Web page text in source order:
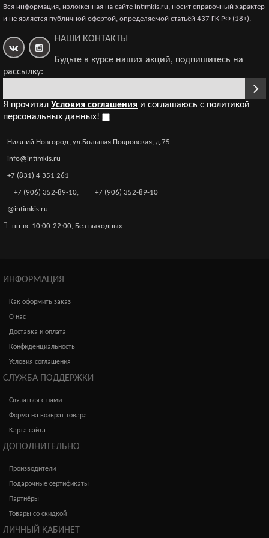
5 500р.
Комплект бондажный
Вся информация, изложенная на сайте intimkis.ru, носит справочный характер
и не является публичной офертой, определяемой статьёй 437 ГК РФ (18+).
НАШИ КОНТАКТЫ
Будьте в курсе наших акций, подпишитесь на
рассылку:
Я прочитал Условия соглашения и соглашаюсь с политикой
персональных данных!
Нижний Новгород, ул.Большая Покровская, д.75
info@intimkis.ru
+7 (831) 4 351 261
+7 (906) 352-89-10, +7 (906) 352-89-10
@intimkis.ru
пн-вс 10:00-22:00, Без выходных
ИНФОРМАЦИЯ
Как оформить заказ
О нас
Доставка и оплата
Конфиденциальность
Условия соглашения
СЛУЖБА ПОДДЕРЖКИ
Связаться с нами
Форма на возврат товара
Карта сайта
ДОПОЛНИТЕЛЬНО
Производители
Подарочные сертификаты
Партнёры
Товары со скидкой
ЛИЧНЫЙ КАБИНЕТ